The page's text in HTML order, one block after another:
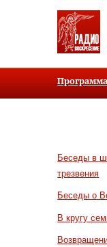
Беседы в
трезвения
Беседы о
В кругу